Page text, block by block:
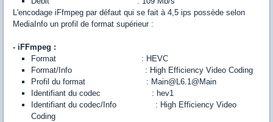
L'encodage iFfmpeg par défaut qui se fait à 4,5 ips possède selon
MediaInfo un profil de format supérieur :
- iFFmpeg :
Format : HEVC
Format/Info : High Efficiency Video Coding
Profil du format : Main@L6.1@Main
Identifiant du codec : hev1
Identifiant du codec/Info : High Efficiency Video
Coding